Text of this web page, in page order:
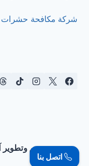
شركة مكافحة حشرات في
تصميم وتطوير
اتصل بنا